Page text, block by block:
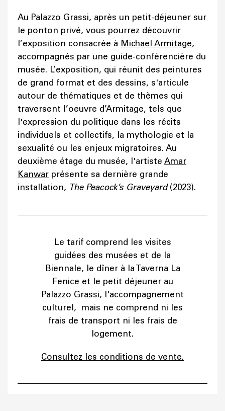
Au Palazzo Grassi, après un petit-déjeuner sur
le ponton privé, vous pourrez découvrir
l’exposition consacrée à Michael Armitage,
accompagnés par une guide-conférencière du
musée. L’exposition, qui réunit des peintures
de grand format et des dessins, s'articule
autour de thématiques et de thèmes qui
traversent l’oeuvre d’Armitage, tels que
l'expression du politique dans les récits
individuels et collectifs, la mythologie et la
sexualité ou les enjeux migratoires. Au
deuxième étage du musée, l'artiste Amar
Kanwar présente sa dernière grande
installation, The Peacock’s Graveyard(2023).
Le tarif comprend les visites
guidées des musées et de la
Biennale, le dîner à la Taverna La
Fenice et le petit déjeuner au
Palazzo Grassi, l'accompagnement
culturel, mais ne comprend ni les
frais de transport ni les frais de
logement.
Consultez les conditions de vente.